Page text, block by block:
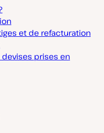
et de refacturation
prises en